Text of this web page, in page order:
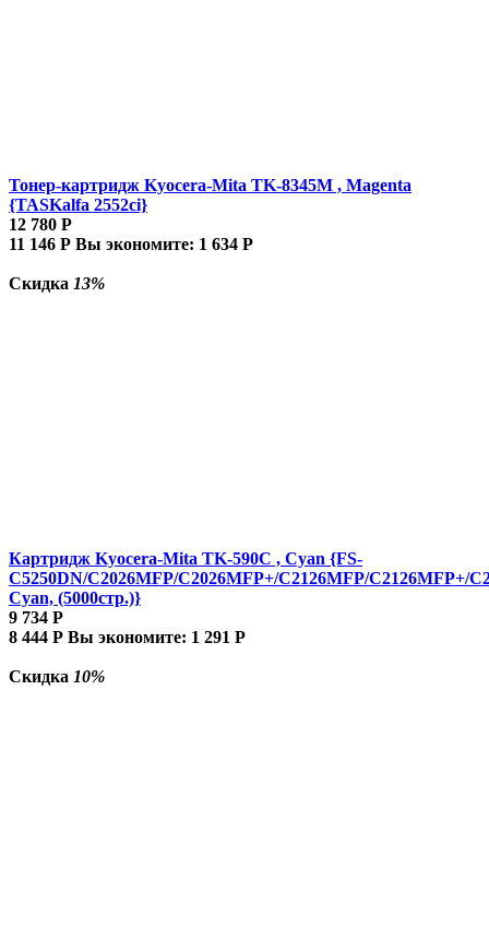
Тонер-картридж Kyocera-Mita TK-8345M , Magenta
{TASKalfa 2552ci}
12 780 Р
11 146 Р Вы экономите: 1 634 Р
Скидка 13%
Картридж Kyocera-Mita TK-590C , Cyan {FS-
C5250DN/C2026MFP/C2026MFP+/C2126MFP/C2126MFP+/
Cyan, (5000стр.)}
9 734 Р
8 444 Р Вы экономите: 1 291 Р
Скидка 10%